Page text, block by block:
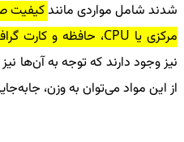
شدند شامل مواردی مانندکیفیت
مرکزی یا CPU، حافظه و کارت
نیز وجود دارند که توجه به آن‌ها
از این مواد می‌توان به وزن،